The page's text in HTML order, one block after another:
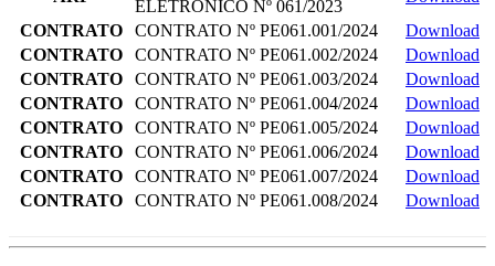
ELETRÔNICO Nº 061/2023
CONTRATO
CONTRATO Nº PE061.001/2024
Download
CONTRATO
CONTRATO Nº PE061.002/2024
Download
CONTRATO
CONTRATO Nº PE061.003/2024
Download
CONTRATO
CONTRATO Nº PE061.004/2024
Download
CONTRATO
CONTRATO Nº PE061.005/2024
Download
CONTRATO
CONTRATO Nº PE061.006/2024
Download
CONTRATO
CONTRATO Nº PE061.007/2024
Download
CONTRATO
CONTRATO Nº PE061.008/2024 Download